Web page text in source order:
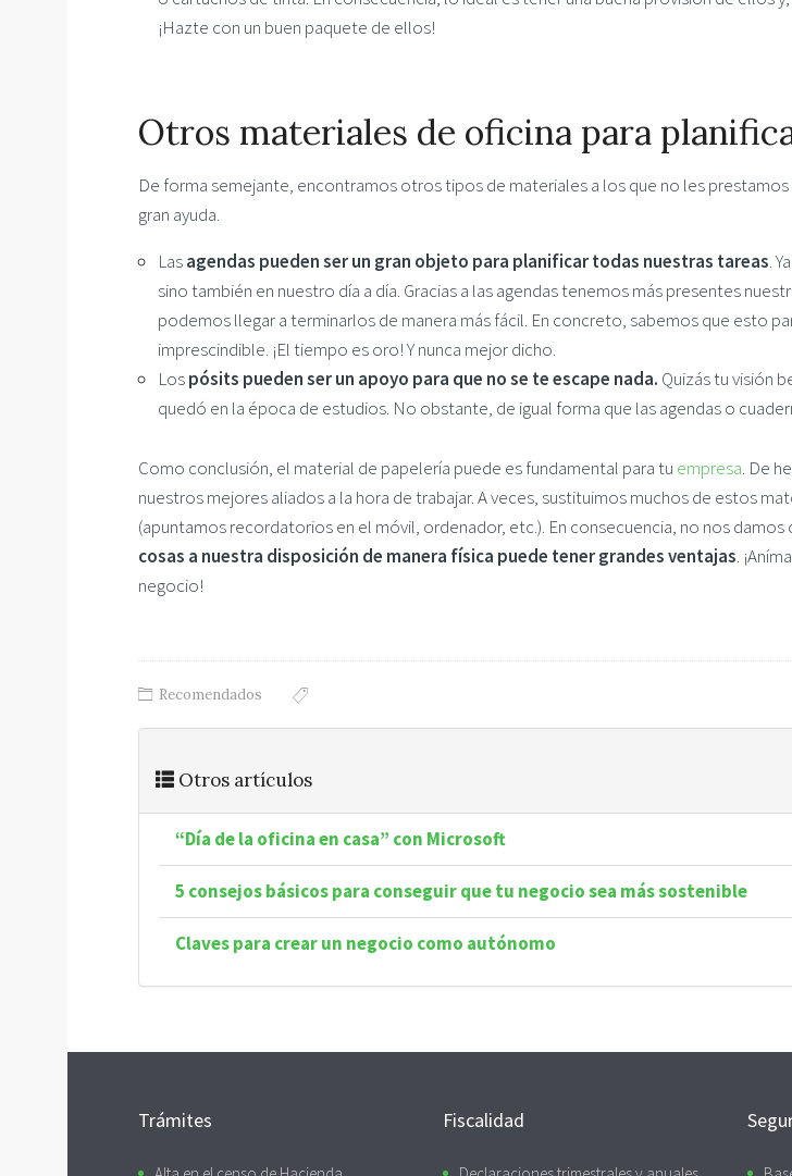
¡Hazte con un buen paquete de ellos!
Otros materiales de oficina para
De forma semejante, encontramos otros tipos de materiales a los que no les
gran ayuda.
Lasagendas pueden ser un gran objeto para planificar todas nuestras tareas.
sino también en nuestro día a día. Gracias a las agendas tenemos más presentes
podemos llegar a terminarlos de manera más fácil. En concreto, sabemos que esto
imprescindible. ¡El tiempo es oro! Y nunca mejor dicho.
Lospósits pueden ser un apoyo para que no se te escape nada. Quizás tu visión
quedó en la época de estudios. No obstante, de igual forma que las agendas o
Como conclusión, el material de papelería puede es fundamental para tu empresa. De
nuestros mejores aliados a la hora de trabajar. A veces, sustituimos muchos de estos
(apuntamos recordatorios en el móvil, ordenador, etc.). En consecuencia, no nos damos
cosas a nuestra disposición de manera física puede tener grandes ventajas.
negocio!
Recomendados
Otros artículos
“Día de la oficina en casa” con Microsoft
5 consejos básicos para conseguir que tu negocio sea más sostenible
Claves para crear un negocio como autónomo
Trámites Fiscalidad